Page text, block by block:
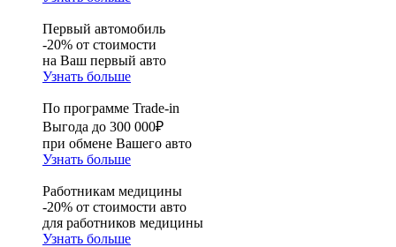
Первый автомобиль
-20% от стоимости
на Ваш первый авто
Узнать больше
По программе Trade-in
Выгода до 300 000₽
при обмене Вашего авто
Узнать больше
Работникам медицины
-20% от стоимости авто
для работников медицины
Узнать больше